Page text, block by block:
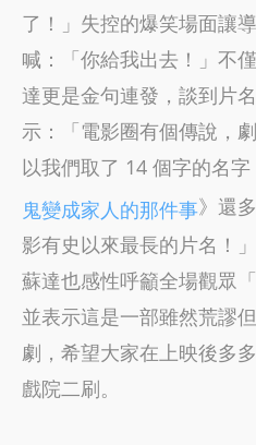
了！」失控的爆笑場面讓
喊：「你給我出去！」不
達更是金句連發，談到片
示：「電影圈有個傳說，
以我們取了 14 個字的名
鬼變成家人的那件事》還
影有史以來最長的片名！
蘇達也感性呼籲全場觀眾
並表示這是一部雖然荒謬
劇，希望大家在上映後多
戲院二刷。